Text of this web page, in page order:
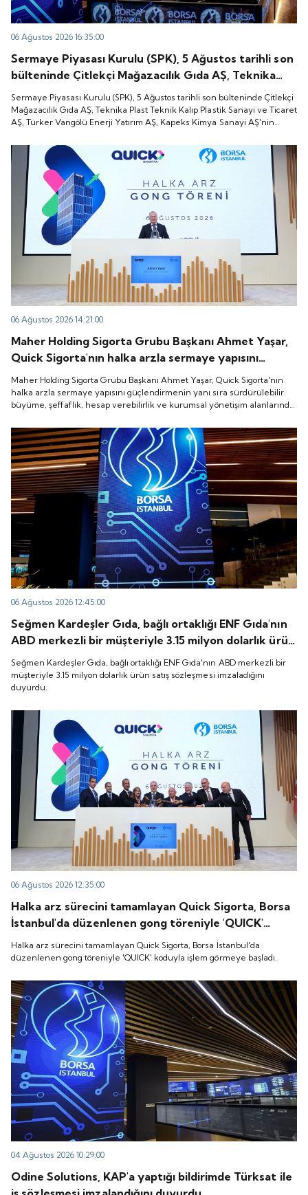
06 Ağustos 2026 16:35:00
Sermaye Piyasası Kurulu (SPK), 5 Ağustos tarihli son
bülteninde Çitlekçi Mağazacılık Gıda AŞ, Teknika
Plast Teknik Kalıp Plastik Sanayi ve Ticaret AŞ,
Türker Vangölü Enerji Yatırım AŞ, Kapeks Kimya
Sanayi AŞ'nin halka arzlarına onay verdiği duyurdu.
Sermaye Piyasası Kurulu (SPK), 5 Ağustos tarihli son bülteninde Çitlekçi
Mağazacılık Gıda AŞ, Teknika Plast Teknik Kalıp Plastik Sanayi ve Ticaret
AŞ, Türker Vangölü Enerji Yatırım AŞ, Kapeks Kimya Sanayi AŞ'nin
06 Ağustos 2026 14:21:00
Maher Holding Sigorta Grubu Başkanı Ahmet Yaşar,
Quick Sigorta'nın halka arzla sermaye yapısını
güçlendirmenin yanı sıra sürdürülebilir büyüme,
şeffaflık, hesap verebilirlik ve kurumsal yönetişim
alanlarında yeni bir döneme girdiğini belirtti.
Maher Holding Sigorta Grubu Başkanı Ahmet Yaşar, Quick Sigorta'nın
halka arzla sermaye yapısını güçlendirmenin yanı sıra sürdürülebilir
büyüme, şeffaflık, hesap verebilirlik ve kurumsal yönetişim alanlarında
06 Ağustos 2026 12:45:00
Seğmen Kardeşler Gıda, bağlı ortaklığı ENF Gıda'nın
ABD merkezli bir müşteriyle 3.15 milyon dolarlık ürün
satış sözleşmesi imzaladığını duyurdu.
Seğmen Kardeşler Gıda, bağlı ortaklığı ENF Gıda'nın ABD merkezli bir
müşteriyle 3.15 milyon dolarlık ürün satış sözleşmesi imzaladığını
duyurdu.
06 Ağustos 2026 12:35:00
Halka arz sürecini tamamlayan Quick Sigorta, Borsa
İstanbul'da düzenlenen gong töreniyle 'QUICK'
koduyla işlem görmeye başladı.
Halka arz sürecini tamamlayan Quick Sigorta, Borsa İstanbul'da
düzenlenen gong töreniyle 'QUICK' koduyla işlem görmeye başladı.
04 Ağustos 2026 10:29:00
Odine Solutions, KAP'a yaptığı bildirimde Türksat ile